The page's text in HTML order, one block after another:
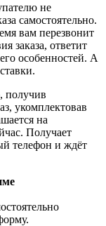
не
самостоятельно.
вам перезвонит
заказа, ответит
особенностей. А
получив
укомплектовав
на
Получает
телефон и ждёт